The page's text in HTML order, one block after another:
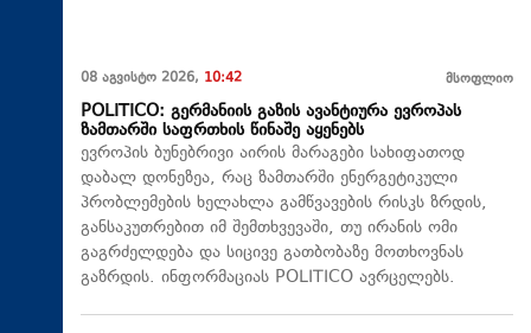
08 აგვისტო 2026, 10:42 მსოფლიო
POLITICO: გერმანიის გაზის ავანტიურა ევროპას
ზამთარში საფრთხის წინაშე აყენებს
ევროპის ბუნებრივი აირის მარაგები სახიფათოდ
დაბალ დონეზეა, რაც ზამთარში ენერგეტიკული
პრობლემების ხელახლა გამწვავების რისკს ზრდის,
განსაკუთრებით იმ შემთხვევაში, თუ ირანის ომი
გაგრძელდება და სიცივე გათბობაზე მოთხოვნას
გაზრდის. ინფორმაციას POLITICO ავრცელებს.